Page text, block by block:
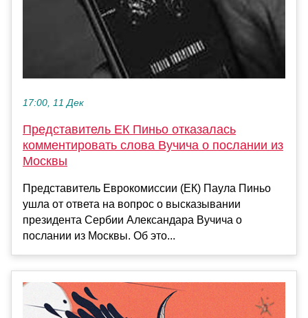
17:00, 11 Дек
Представитель ЕК Пиньо отказалась
комментировать слова Вучича о послании из
Москвы
Представитель Еврокомиссии (ЕК) Паула Пиньо
ушла от ответа на вопрос о высказывании
президента Сербии Александара Вучича о
послании из Москвы. Об это...